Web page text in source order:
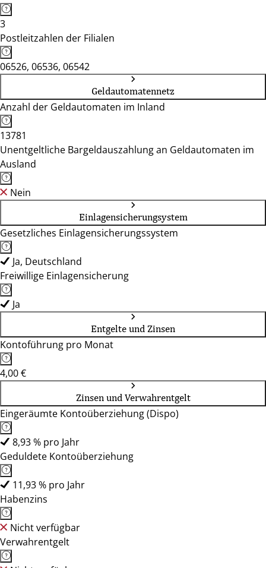
3
Postleitzahlen der Filialen
06526, 06536, 06542
Geldautomatennetz
Anzahl der Geldautomaten im Inland
13781
Unentgeltliche Bargeldauszahlung an Geldautomaten im
Ausland
Nein
Einlagensicherungsystem
Gesetzliches Einlagensicherungssystem
Ja, Deutschland
Freiwillige Einlagensicherung
Ja
Entgelte und Zinsen
Kontoführung pro Monat
4,00 €
Zinsen und Verwahrentgelt
Eingeräumte Kontoüberziehung (Dispo)
8,93 % pro Jahr
Geduldete Kontoüberziehung
11,93 % pro Jahr
Habenzins
Nicht verfügbar
Verwahrentgelt